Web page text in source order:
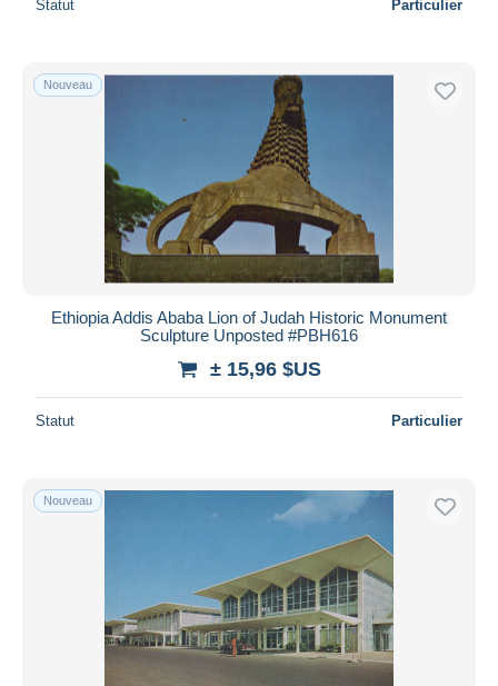
Statut Particulier
Nouveau
Ethiopia Addis Ababa Lion of Judah Historic Monument
Sculpture Unposted #PBH616
± 15,96 $US
Statut Particulier
Nouveau